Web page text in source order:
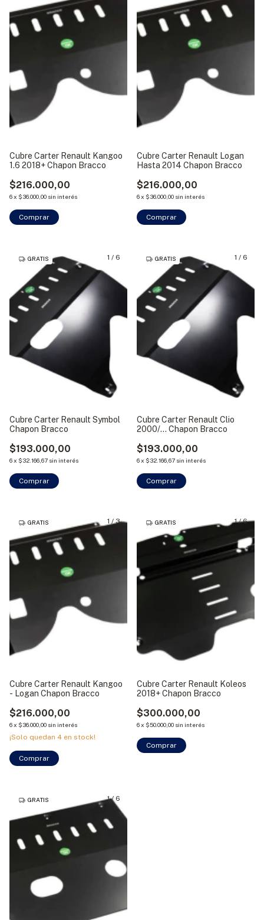
Cubre Carter Renault Kangoo
1.6 2018+ Chapon Bracco
$216.000,00
6x $36.000,00 sin interés
Cubre Carter Renault Logan
Hasta 2014 Chapon Bracco
$216.000,00
6x $36.000,00 sin interés
1 / 6
GRATIS
Cubre Carter Renault Symbol
Chapon Bracco
$193.000,00
6x $32.166,67 sin interés
1 / 6
GRATIS
Cubre Carter Renault Clio
2000/... Chapon Bracco
$193.000,00
6x $32.166,67 sin interés
1 /3
GRATIS
Cubre Carter Renault Kangoo
- Logan Chapon Bracco
$216.000,00
6x $36.000,00 sin interés
¡Solo quedan 4 en stock!
1/6
GRATIS
Cubre Carter Renault Koleos
2018+ Chapon Bracco
$300.000,00
6x $50.000,00 sin interés
1/6
GRATIS